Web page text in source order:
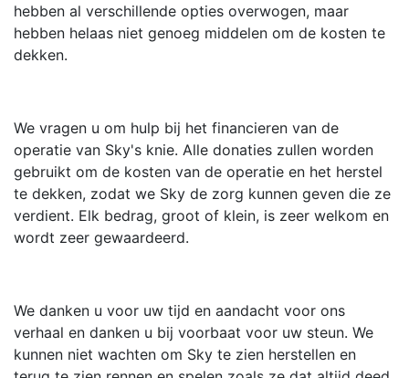
hebben al verschillende opties overwogen, maar
hebben helaas niet genoeg middelen om de kosten te
dekken.
We vragen u om hulp bij het financieren van de
operatie van Sky's knie. Alle donaties zullen worden
gebruikt om de kosten van de operatie en het herstel
te dekken, zodat we Sky de zorg kunnen geven die ze
verdient. Elk bedrag, groot of klein, is zeer welkom en
wordt zeer gewaardeerd.
We danken u voor uw tijd en aandacht voor ons
verhaal en danken u bij voorbaat voor uw steun. We
kunnen niet wachten om Sky te zien herstellen en